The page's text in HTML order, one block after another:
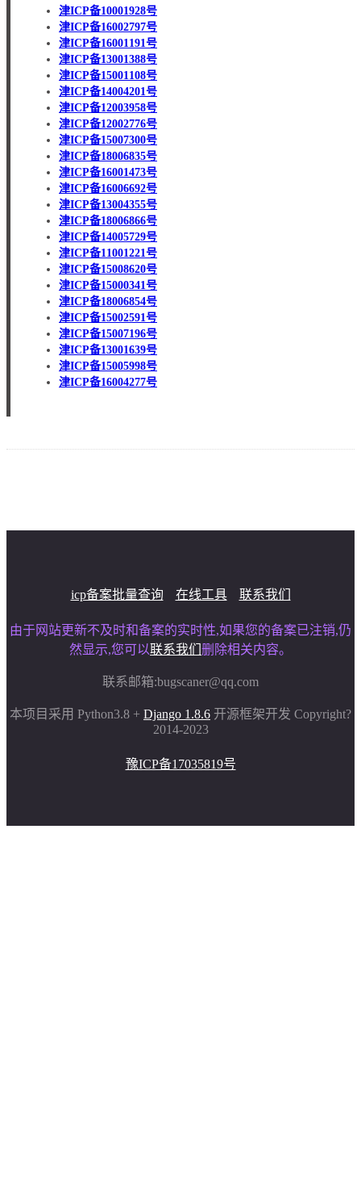
津ICP备10001928号
津ICP备16002797号
津ICP备16001191号
津ICP备13001388号
津ICP备15001108号
津ICP备14004201号
津ICP备12003958号
津ICP备12002776号
津ICP备15007300号
津ICP备18006835号
津ICP备16001473号
津ICP备16006692号
津ICP备13004355号
津ICP备18006866号
津ICP备14005729号
津ICP备11001221号
津ICP备15008620号
津ICP备15000341号
津ICP备18006854号
津ICP备15002591号
津ICP备15007196号
津ICP备13001639号
津ICP备15005998号
津ICP备16004277号
icp备案批量查询 在线工具 联系我们
由于网站更新不及时和备案的实时性,如果您的备案已注销,仍
然显示,您可以联系我们 删除相关内容。
联系邮箱:bugscaner@qq.com
本项目采用 Python3.8 + Django 1.8.6 开源框架开发 Copyright?
2014-2023
豫ICP备17035819号